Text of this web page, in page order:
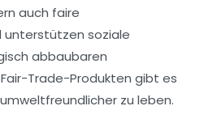
auch faire
unterstützen soziale
abbaubaren
Fair-Trade-Produkten gibt es
zu leben.